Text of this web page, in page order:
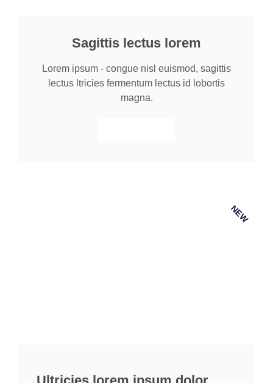
Sagittis lectus lorem
Lorem ipsum - congue nisl euismod, sagittis
lectus ltricies fermentum lectus id lobortis
magna.
NEW